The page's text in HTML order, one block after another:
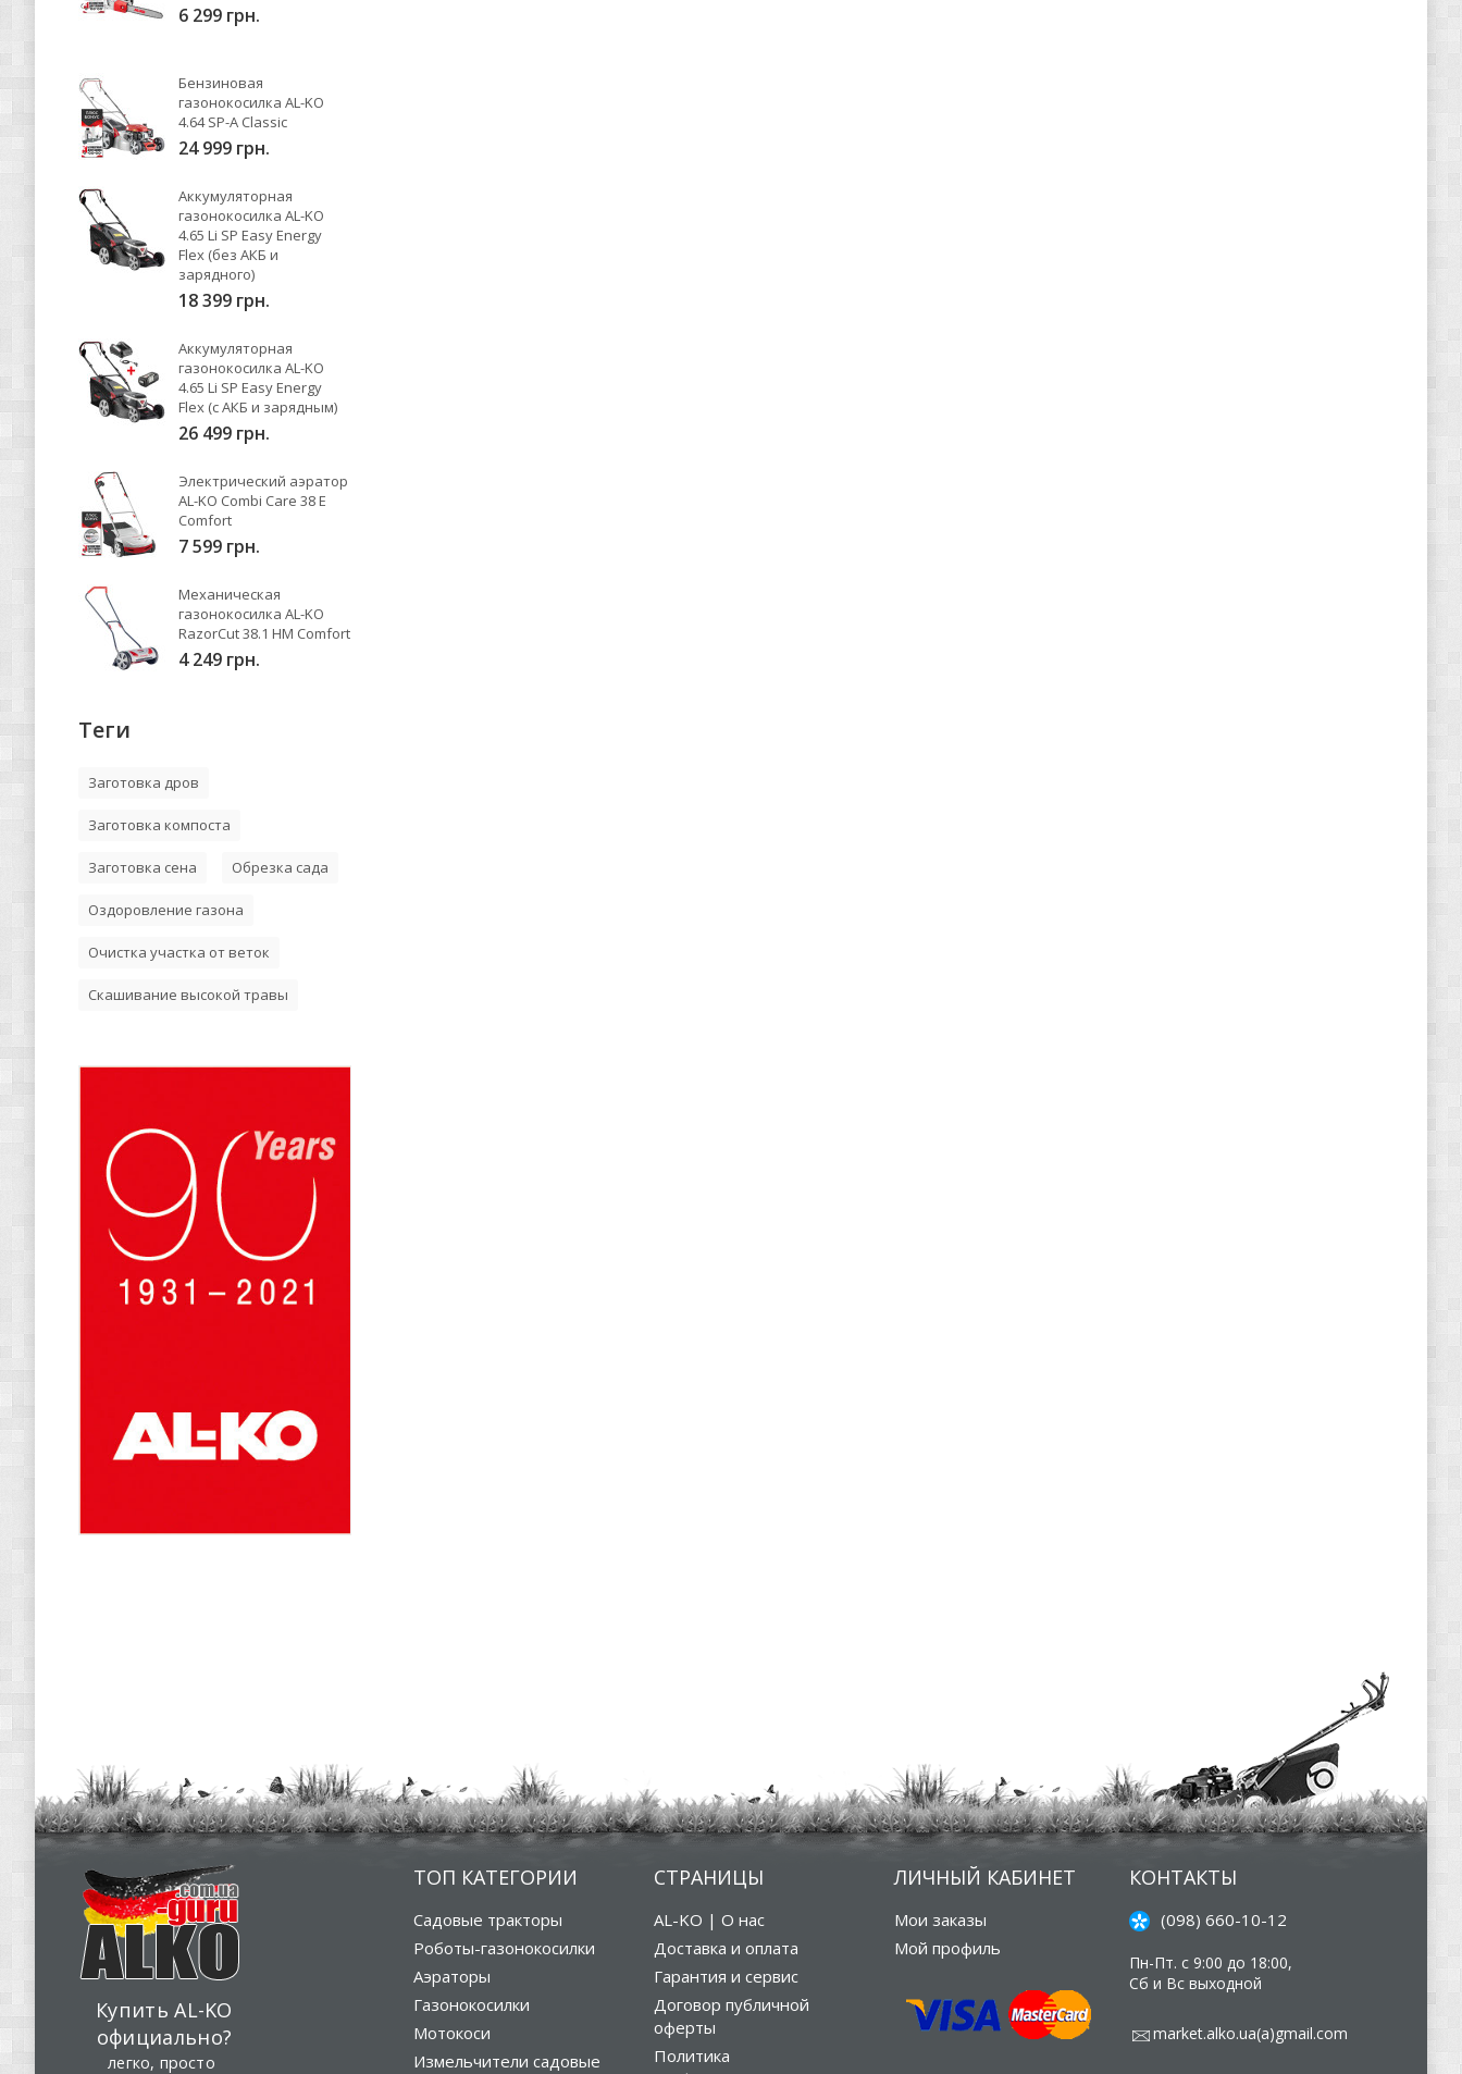
6 299 грн.
Бензиновая
газонокосилка AL-KO
4.64 SP-A Classic
24 999 грн.
Аккумуляторная
газонокосилка AL-KO
4.65 Li SP Easy Energy
Flex (без АКБ и
зарядного)
18 399 грн.
Аккумуляторная
газонокосилка AL-KO
4.65 Li SP Easy Energy
Flex (с АКБ и зарядным)
26 499 грн.
Электрический аэратор
AL-KO Combi Care 38 E
Comfort
7 599 грн.
Механическая
газонокосилка AL-KO
RazorCut 38.1 HM Comfort
4 249 грн.
Теги
Заготовка дров
Заготовка компоста
Заготовка сена Обрезка сада
Оздоровление газона
Очистка участка от веток
Скашивание высокой травы
Купить AL-KO
официально?
легко, просто
ТОП КАТЕГОРИИ
Садовые тракторы
Роботы-газонокосилки
Аэраторы
Газонокосилки
Мотокоси
Измельчители садовые
СТРАНИЦЫ
AL-KO | О нас
Доставка и оплата
Гарантия и сервис
Договор публичной
оферты
Политика
ЛИЧНЫЙ КАБИНЕТ
Мои заказы
Мой профиль
КОНТАКТЫ
(098) 660-10-12
Пн-Пт. с 9:00 до 18:00,
Сб и Вс выходной
market.alko.ua(а)gmail.com